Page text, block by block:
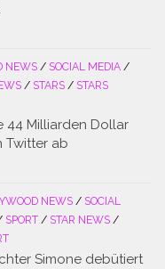
NEWS / SOCIAL MEDIA /
/ STARS / STARS
44 Milliarden Dollar
Twitter ab
NEWS / SOCIAL
SPORT / STAR NEWS /
Simone debütiert